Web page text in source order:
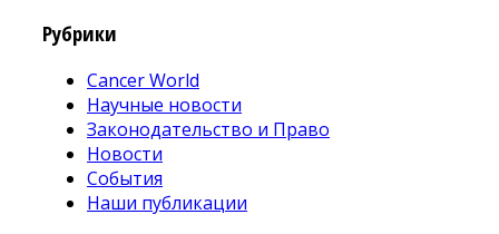
Рубрики
Cancer World
Научные новости
Законодательство и Право
Новости
События
Наши публикации